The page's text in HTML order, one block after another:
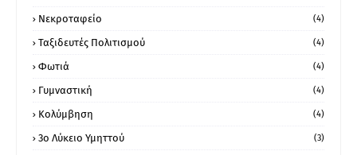
Νεκροταφείο (4)
Ταξιδευτές Πολιτισμού (4)
Φωτιά (4)
Γυμναστική (4)
Κολύμβηση (4)
3ο Λύκειο Υμηττού (3)